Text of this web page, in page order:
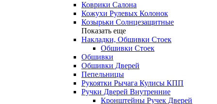
Коврики Салона
Кожухи Рулевых Колонок
Козырьки Солнцезащитные
Показать еще
Накладки, Обшивки Стоек
Обшивки Стоек
Обшивки
Обшивки Дверей
Пепельницы
Рукоятки Рычага Кулисы КПП
Ручки Дверей Внутренние
Кронштейны Ручек Дверей